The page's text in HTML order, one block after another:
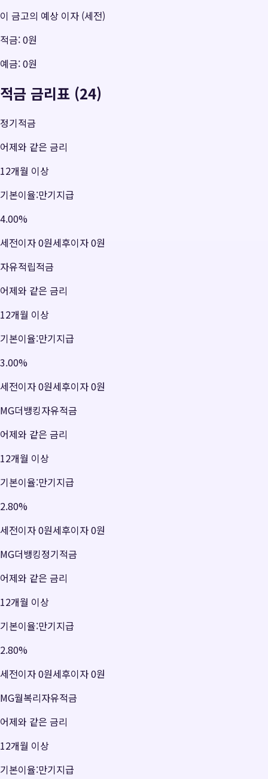
이 금고의 예상 이자 (세전)
적금:0원
예금:0원
적금 금리표 (24)
정기적금
어제와 같은 금리
12개월 이상
기본이율:만기지급
4.00%
세전이자0원세후이자0원
자유적립적금
어제와 같은 금리
12개월 이상
기본이율:만기지급
3.00%
세전이자0원세후이자0원
MG더뱅킹자유적금
어제와 같은 금리
12개월 이상
기본이율:만기지급
2.80%
세전이자0원세후이자0원
MG더뱅킹정기적금
어제와 같은 금리
12개월 이상
기본이율:만기지급
2.80%
세전이자0원세후이자0원
MG월복리자유적금
어제와 같은 금리
12개월 이상
기본이율:만기지급